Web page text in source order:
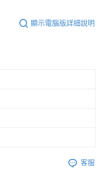
顯示電腦版詳細說明
客服